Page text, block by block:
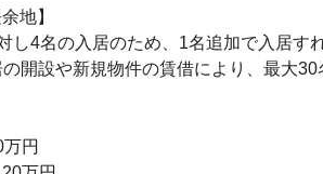
地】
し4名の入居のため、1名追加で入居す
開設や新規物件の賃借により、最大
円